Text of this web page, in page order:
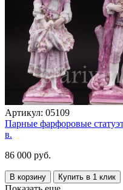
Артикул: 05109
Парные фарфоровые
в.
86 000 руб.
В корзину Купить в 1 клик